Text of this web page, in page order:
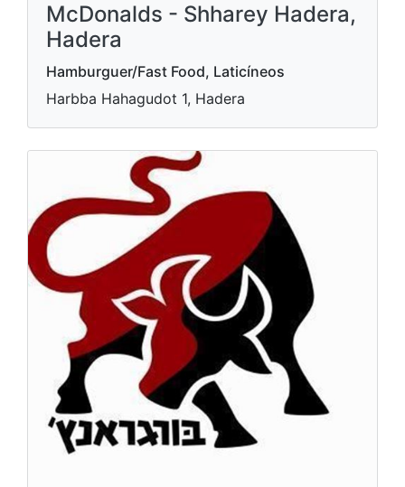
McDonalds - Shharey Hadera,
Hadera
Hamburguer/Fast Food, Laticíneos
Harbba Hahagudot 1, Hadera